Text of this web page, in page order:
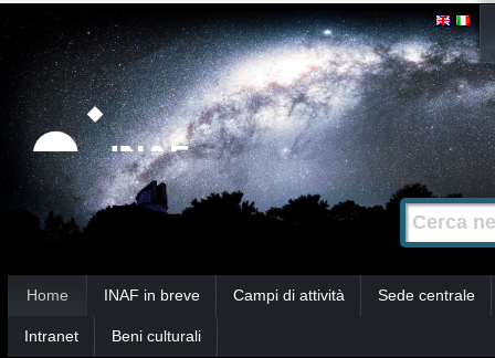
Strumenti
personali
Salta
contenuti.
|
Salta
alla
navigazione
Cerca nel
Ricerca
avanzata…
Home INAF in breve Campi di attività Sede centrale
Intranet Beni culturali